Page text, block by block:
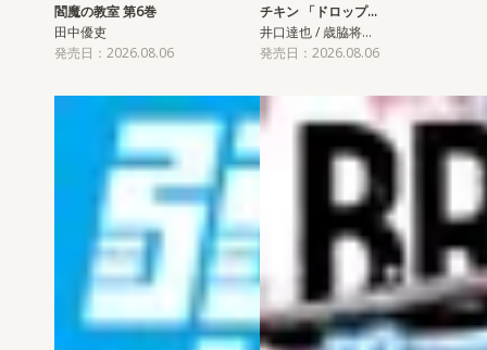
閻魔の教室 第6巻
田中優吏
発売日：2026.08.06
チキン 「ドロップ…
井口達也 / 歳脇将…
発売日：2026.08.06